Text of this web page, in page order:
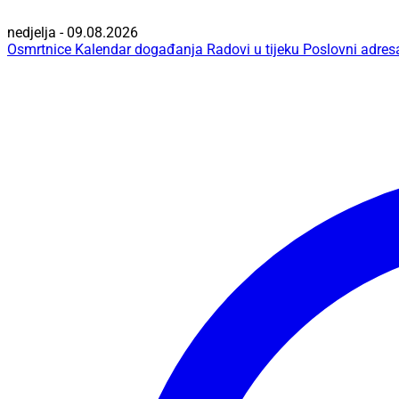
nedjelja - 09.08.2026
Osmrtnice Kalendar događanja Radovi u tijeku Poslovni